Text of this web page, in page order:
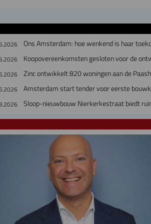
Ons Amsterdam: hoe wenkend is haar
Koopovereenkomsten gesloten voor de
Zinc ontwikkelt 820 woningen aan de
Amsterdam start tender voor eerste
Sloop-nieuwbouw Nierkerkestraat biedt